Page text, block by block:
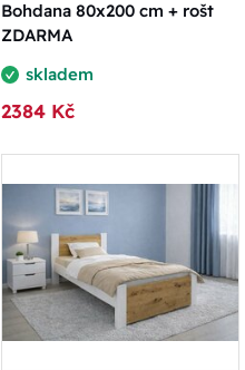
Bohdana 80x200 cm + rošt
ZDARMA
skladem
2384 Kč